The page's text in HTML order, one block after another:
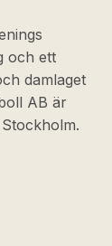
och ett
damlaget
AB är